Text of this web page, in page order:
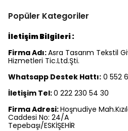
Popüler Kategoriler
İletişim Bilgileri :
Firma Adı:Asra Tasarım Tekstil
Hizmetleri Tic.Ltd.Şti.
Whatsapp Destek Hattı: 0 552
İletişim Tel:0 222 230 54 30
Firma Adresi:Hoşnudiye
Caddesi No: 24/A
Tepebaşı/ESKİŞEHİR